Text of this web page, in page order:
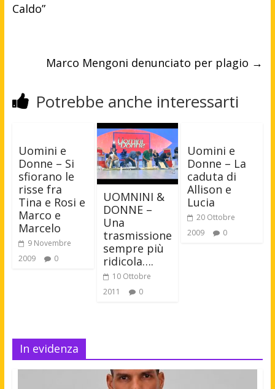
Caldo”
Marco Mengoni denunciato per plagio →
Potrebbe anche interessarti
Uomini e
Donne – Si
sfiorano le
risse fra
Tina e Rosi e
Marco e
Marcelo
9 Novembre
2009
0
UOMNINI &
DONNE –
Una
trasmissione
sempre più
ridicola….
10 Ottobre
2011
0
Uomini e
Donne – La
caduta di
Allison e
Lucia
20 Ottobre
2009
0
In evidenza